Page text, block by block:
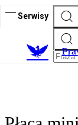
Serwisy